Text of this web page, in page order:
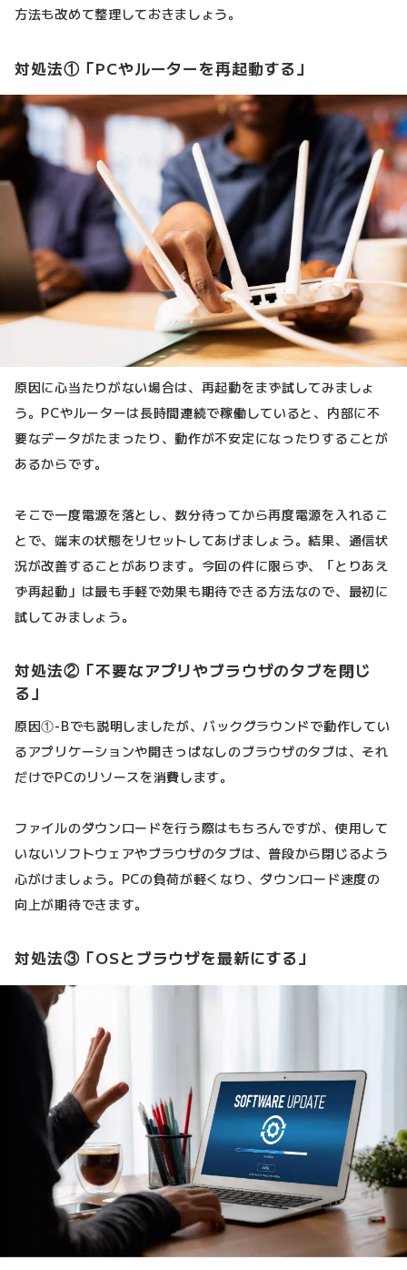
方法も改めて整理しておきましょう。
対処法①「PCやルーターを再起動する」
原因に心当たりがない場合は、再起動をまず試してみましょ
う。PCやルーターは長時間連続で稼働していると、内部に不
要なデータがたまったり、動作が不安定になったりすることが
あるからです。
そこで一度電源を落とし、数分待ってから再度電源を入れるこ
とで、端末の状態をリセットしてあげましょう。結果、通信状
況が改善することがあります。今回の件に限らず、「とりあえ
ず再起動」は最も手軽で効果も期待できる方法なので、最初に
試してみましょう。
対処法②「不要なアプリやブラウザのタブを閉じ
る」
原因①-Bでも説明しましたが、バックグラウンドで動作してい
るアプリケーションや開きっぱなしのブラウザのタブは、それ
だけでPCのリソースを消費します。
ファイルのダウンロードを行う際はもちろんですが、使用して
いないソフトウェアやブラウザのタブは、普段から閉じるよう
心がけましょう。PCの負荷が軽くなり、ダウンロード速度の
向上が期待できます。
対処法③「OSとブラウザを最新にする」